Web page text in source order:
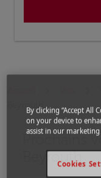
Beyrouth
Prochains
Beyrouth
Aucun tarif
By clicking “Accept All
on your device to
assist in our
Cookies